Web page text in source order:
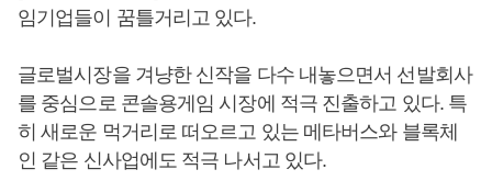
임기업들이 꿈틀거리고 있다.
글로벌시장을 겨냥한 신작을 다수 내놓으면서 선발회사
를 중심으로 콘솔용게임 시장에 적극 진출하고 있다. 특
히 새로운 먹거리로 떠오르고 있는 메타버스와 블록체
인 같은 신사업에도 적극 나서고 있다.